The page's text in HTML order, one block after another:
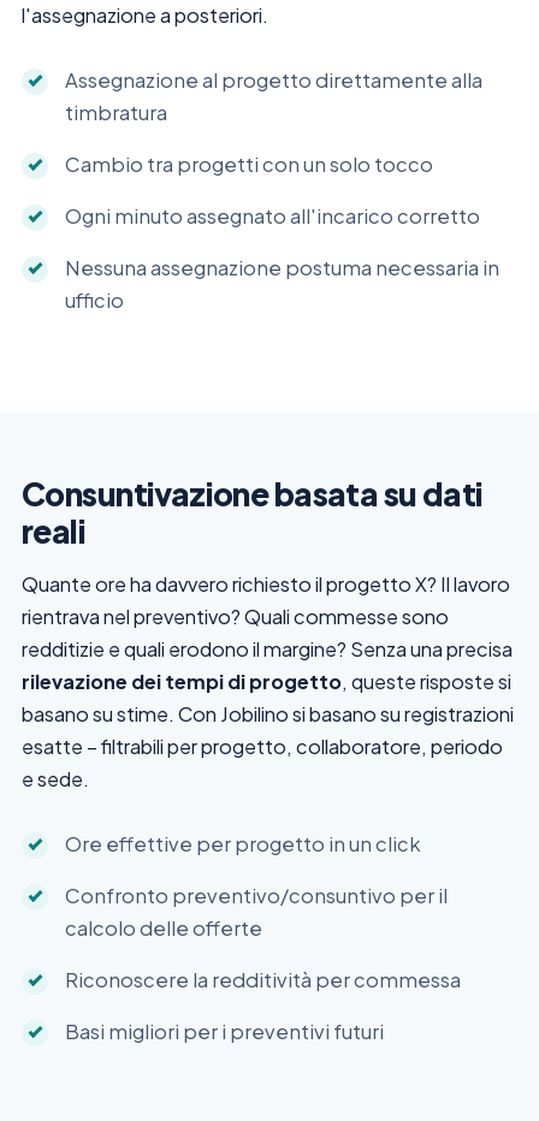
l'assegnazione a posteriori.
Assegnazione al progetto direttamente alla
timbratura
Cambio tra progetti con un solo tocco
Ogni minuto assegnato all'incarico corretto
Nessuna assegnazione postuma necessaria in
ufficio
Consuntivazione basata su dati
reali
Quante ore ha davvero richiesto il progetto X? Il lavoro
rientrava nel preventivo? Quali commesse sono
redditizie e quali erodono il margine? Senza una precisa
rilevazione dei tempi di progetto, queste risposte si
basano su stime. Con Jobilino si basano su registrazioni
esatte – filtrabili per progetto, collaboratore, periodo
e sede.
Ore effettive per progetto in un click
Confronto preventivo/consuntivo per il
calcolo delle offerte
Riconoscere la redditività per commessa
Basi migliori per i preventivi futuri